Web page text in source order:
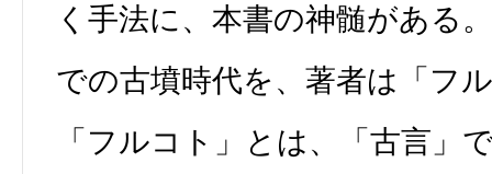
く手法に、本書の神髄がある
での古墳時代を、著者は「フ
「フルコト」とは、「古言」